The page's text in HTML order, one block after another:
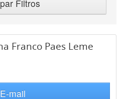
Filtros
Franco Paes Leme
E-mail